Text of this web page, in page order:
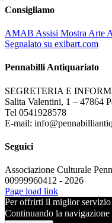
Consigliamo
AMAB Assisi Mostra Arte
Segnalato su exibart.com
Pennabilli Antiquariato
SEGRETERIA E
Salita Valentini, 1 – 47864
Tel 0541928578
E-mail:
Seguici
Associazione Culturale
00999960412 - 2026
Page load link
Per offrirti il miglior servizio
Continuando la